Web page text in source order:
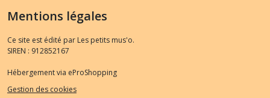
Mentions légales
Ce site est édité par Les petits mus'o.
SIREN : 912852167
Hébergement via eProShopping
Gestion des cookies